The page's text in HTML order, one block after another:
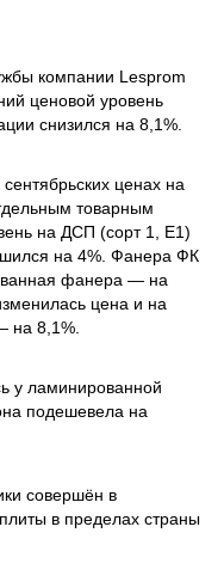
компании Lesprom
ценовой уровень
снизился на 8,1%.
ценах на
товарным
на ДСП (сорт 1, Е1)
на 4%. Фанера ФК
фанера — на
цена и на
на 8,1%.
у ламинированной
подешевела на
совершён в
в пределах страны